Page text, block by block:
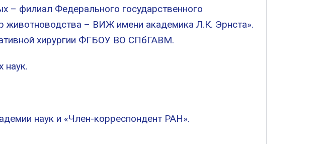
– филиал Федерального государственного
животноводства – ВИЖ имени академика Л.К. Эрнста».
хирургии ФГБОУ ВО СПбГАВМ.
наук.
наук и «Член-корреспондент РАН».